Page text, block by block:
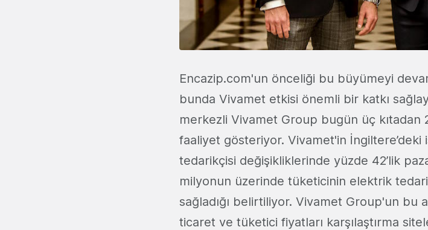
Encazip.com'un önceliği bu büyümeyi
bunda Vivamet etkisi önemli bir katkı
merkezli Vivamet Group bugün üç kıtadan
faaliyet gösteriyor. Vivamet'in İngiltere’deki
tedarikçisi değişikliklerinde yüzde 42’lik
milyonun üzerinde tüketicinin elektrik
sağladığı belirtiliyor. Vivamet Group'un bu
ticaret ve tüketici fiyatları karşılaştırma